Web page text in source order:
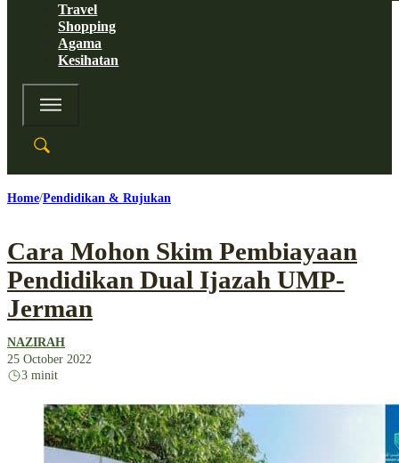
Travel
Shopping
Agama
Kesihatan
Home Pendidikan & Rujukan
Cara Mohon Skim Pembiayaan
Pendidikan Dual Ijazah UMP-
Jerman
NAZIRAH
25 October 2022
3 minit